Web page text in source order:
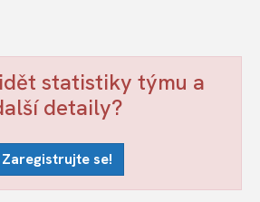
statistiky týmu a
detaily?
Zaregistrujte se!